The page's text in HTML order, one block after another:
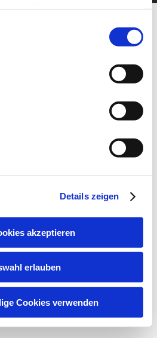
.
Details zeigen
akzeptieren
erlauben
Cookies verwenden